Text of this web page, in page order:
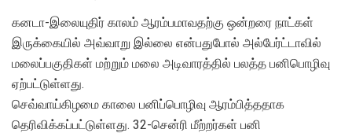
கனடா-இலையுதிர் காலம் ஆரம்பமாவதற்கு ஒன்றரை நாட்கள்
இருக்கையில் அவ்வாறு இல்லை என்பதுபோல் அல்பேர்ட்டாவில்
மலைப்பகுதிகள் மற்றும் மலை அடிவாரத்தில் பலத்த பனிபொழிவு
ஏற்பட்டுள்ளது.
செவ்வாய்கிழமை காலை பனிப்பொழிவு ஆரம்பித்ததாக
தெரிவிக்கப்பட்டுள்ளது. 32-சென்ரி மீற்றர்கள் பனி